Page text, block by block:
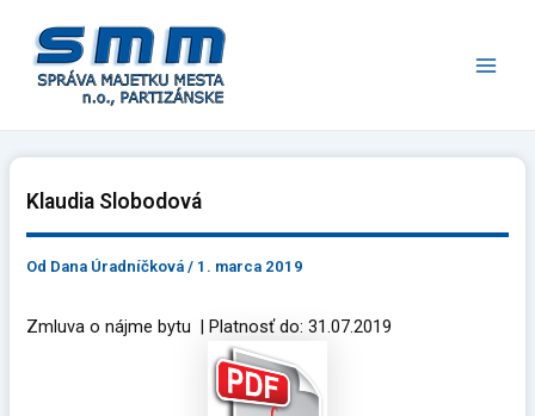
obsah
Klaudia Slobodová
Od Dana Úradníčková/ 1. marca 2019
Zmluva o nájme bytu | Platnosť do: 31.07.2019